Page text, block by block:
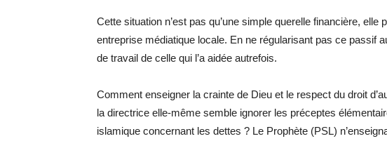
Cette situation n’est pas qu’une simple querelle financière, elle
entreprise médiatique locale. En ne régularisant pas ce passif
de travail de celle qui l’a aidée autrefois.
Comment enseigner la crainte de Dieu et le respect du droit
la directrice elle-même semble ignorer les préceptes
islamique concernant les dettes ? Le Prophète (PSL)